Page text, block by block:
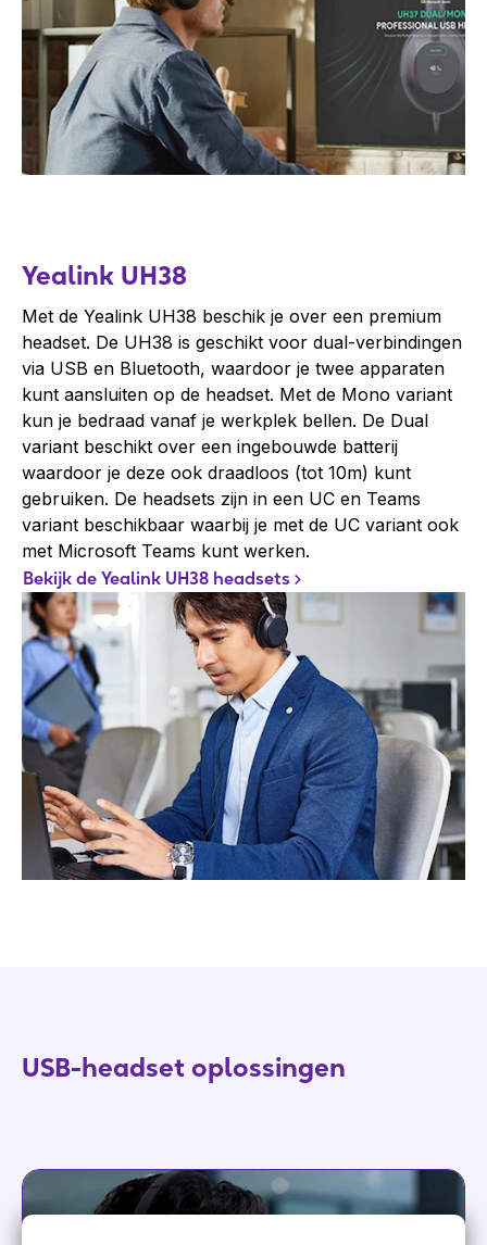
Yealink UH38
Met de Yealink UH38 beschik je over een premium
headset. De UH38 is geschikt voor dual-verbindingen
via USB en Bluetooth, waardoor je twee apparaten
kunt aansluiten op de headset. Met de Mono variant
kun je bedraad vanaf je werkplek bellen. De Dual
variant beschikt over een ingebouwde batterij
waardoor je deze ook draadloos (tot 10m) kunt
gebruiken. De headsets zijn in een UC en Teams
variant beschikbaar waarbij je met de UC variant ook
met Microsoft Teams kunt werken.
Bekijk de Yealink UH38 headsets
USB-headset oplossingen